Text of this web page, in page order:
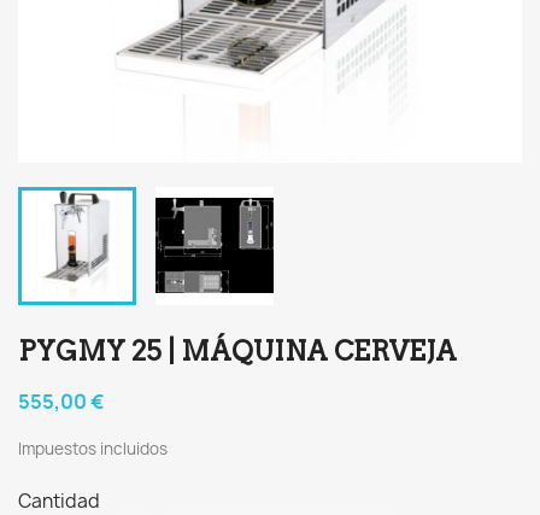
PYGMY 25 | MÁQUINA CERVEJA
555,00 €
Impuestos incluidos
Cantidad